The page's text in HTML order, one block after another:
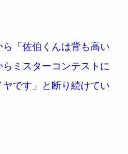
ら「佐伯くんは背も高い
ミスターコンテストに
です」と断り続けてい